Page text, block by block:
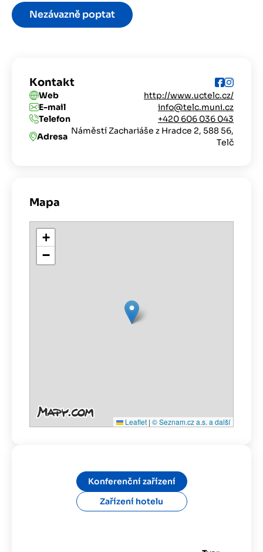
Nezávazně poptat
Kontakt
Web
http://www.uctelc.cz/
E-mail
info@telc.muni.cz
Telefon
+420 606 036 043
Adresa
Náměstí Zachariáše z Hradce 2, 588 56,
Telč
Mapa
+
−
Leaflet | © Seznam.cz a.s. a další
Konferenční zařízení
Zařízení hotelu